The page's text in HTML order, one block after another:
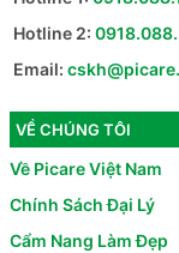
Hotline 2:
Email:
VỀ CHÚNG TÔI
Về Picare Việt Nam
Chính Sách Đại Lý
Cẩm Nang Làm Đẹp